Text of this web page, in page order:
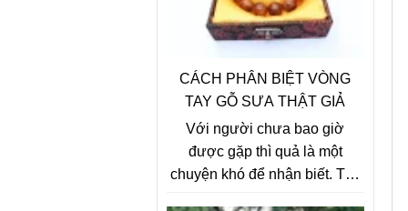
(Sưa Lào) không có.
CÁCH PHÂN BIỆT VÒNG
TAY GỖ SƯA THẬT GIẢ
Với người chưa bao giờ
được gặp thì quả là một
chuyện khó để nhận biết. Tuy